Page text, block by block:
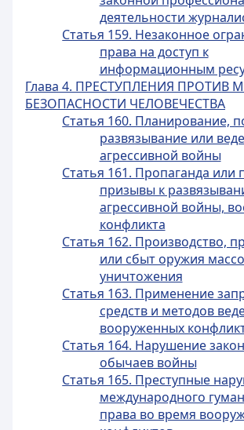
деятельности
Статья 159. Незаконное
права на доступ к
информационным
Глава 4. ПРЕСТУПЛЕНИЯ ПРОТИВ
БЕЗОПАСНОСТИ ЧЕЛОВЕЧЕСТВА
Статья 160. Планирование,
развязывание или
агрессивной войны
Статья 161. Пропаганда или
призывы к
агрессивной войны,
конфликта
Статья 162. Производство,
или сбыт оружия
уничтожения
Статья 163. Применение
средств и методов
вооруженных
Статья 164. Нарушение
обычаев войны
Статья 165. Преступные
международного
права во время